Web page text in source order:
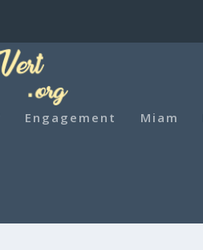
Engagement Miam